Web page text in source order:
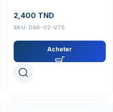
2,400 TND
SKU: DAR-02-V75
Acheter